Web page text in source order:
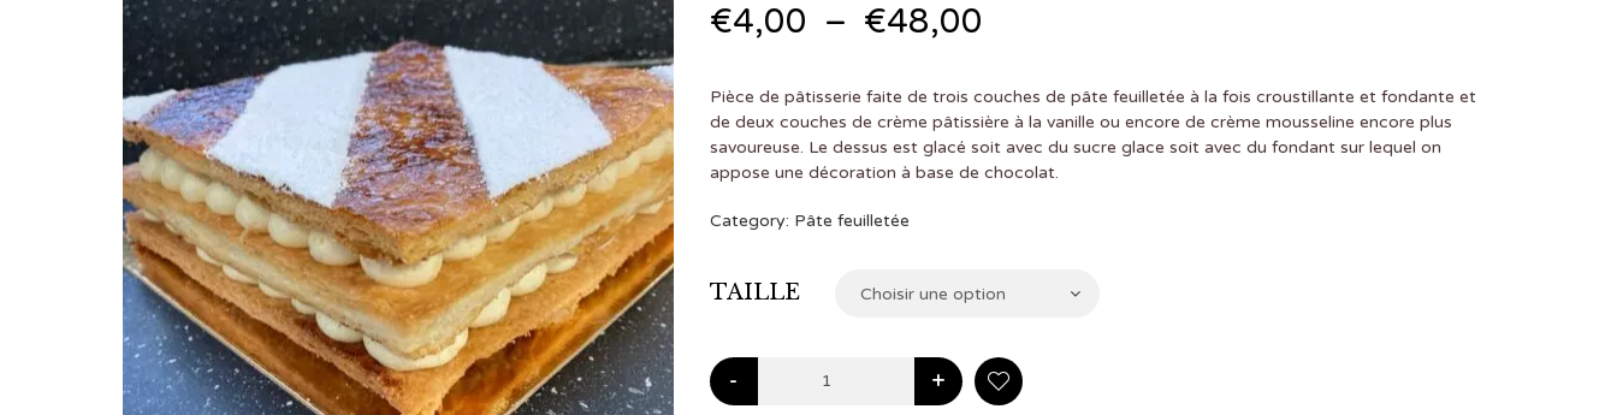
€4,00 – €48,00
prix :
€4,00
Pièce de pâtisserie faite de trois couches de pâte feuilletée à la fois croustillante et fondante et
de deux couches de crème pâtissière à la vanille ou encore de crème mousseline encore plus
savoureuse. Le dessus est glacé soit avec du sucre glace soit avec du fondant sur lequel on
appose une décoration à base de chocolat.
Category: Pâte feuilletée
TAILLE Choisir une option
- +